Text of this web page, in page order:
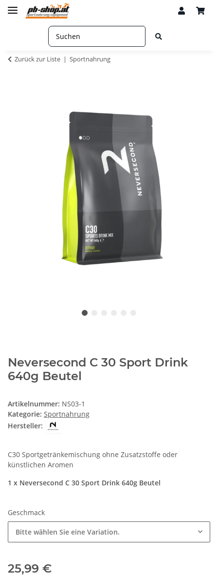
Zurück zur Liste Sportnahrung
Neversecond C 30 Sport Drink
640g Beutel
Artikelnummer: NS03-1
Kategorie: Sportnahrung
Hersteller:
C30 Sportgetränkemischung ohne Zusatzstoffe oder
künstlichen Aromen
1 x Neversecond C 30 Sport Drink 640g Beutel
Geschmack
Bitte wählen Sie eine Variation.
25,99 €